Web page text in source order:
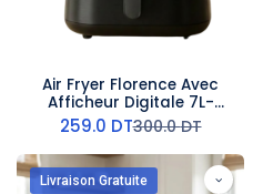
Air Fryer Florence Avec
Afficheur Digitale 7L-
1600W
259.0 DT300.0DT
Livraison Gratuite